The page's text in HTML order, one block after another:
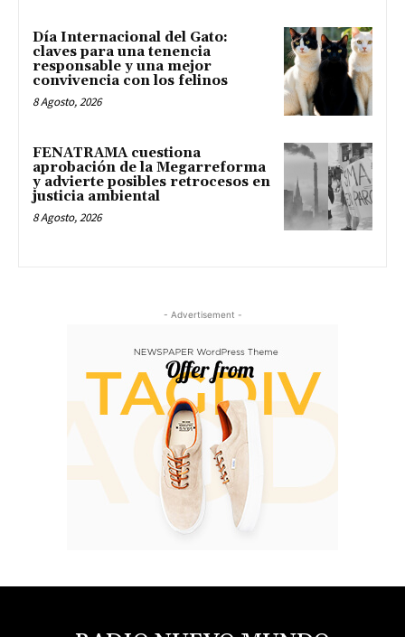
Día Internacional del Gato:
claves para una tenencia
responsable y una mejor
convivencia con los felinos
8 Agosto, 2026
FENATRAMA cuestiona
aprobación de la Megarreforma
y advierte posibles retrocesos en
justicia ambiental
8 Agosto, 2026
- Advertisement -